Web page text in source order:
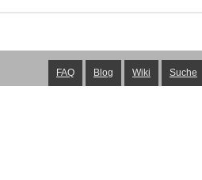
FAQ Blog Wiki Suche